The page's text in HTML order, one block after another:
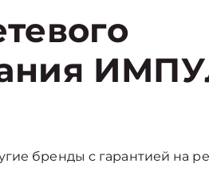
бренды с гарантией на